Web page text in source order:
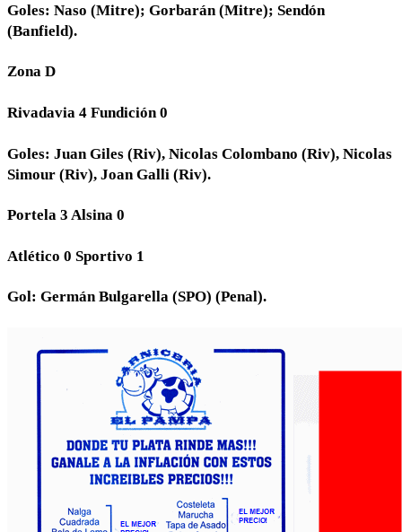
Goles: Naso (Mitre); Gorbarán (Mitre); Sendón
(Banfield).
Zona D
Rivadavia 4 Fundición 0
Goles: Juan Giles (Riv), Nicolas Colombano (Riv), Nicolas
Simour (Riv), Joan Galli (Riv).
Portela 3 Alsina 0
Atlético 0 Sportivo 1
Gol: Germán Bulgarella (SPO) (Penal).